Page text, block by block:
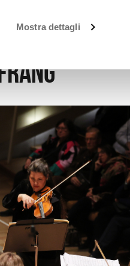
Mostra dettagli
Orchestra